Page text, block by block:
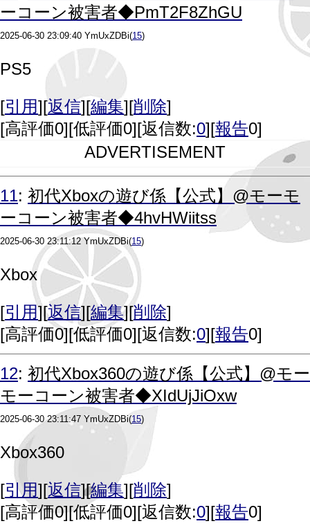
ーコーン被害者◆PmT2F8ZhGU
2025-06-30 23:09:40 YmUxZDBi(15)
PS5
[引用][返信][編集][削除]
[高評価0][低評価0][返信数:0][報告0]
ADVERTISEMENT
11: 初代Xboxの遊び係【公式】@モーモ
ーコーン被害者◆4hvHWiitss
2025-06-30 23:11:12 YmUxZDBi(15)
Xbox
[引用][返信][編集][削除]
[高評価0][低評価0][返信数:0][報告0]
12: 初代Xbox360の遊び係【公式】@モー
モーコーン被害者◆XIdUjJiOxw
2025-06-30 23:11:47 YmUxZDBi(15)
Xbox360
[引用][返信][編集][削除]
[高評価0][低評価0][返信数:0][報告0]